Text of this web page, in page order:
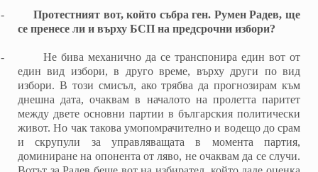
-
Протестният вот, който събра ген. Румен Радев, ще
се пренесе ли и върху БСП на предсрочни избори?
-
Не бива механично да се транспонира един вот от
един вид избори, в друго време, върху други по вид
избори. В този смисъл, ако трябва да прогнозирам към
днешна дата, очаквам в началото на пролетта паритет
между двете основни партии в българския политически
живот. Но чак такова умопомрачително и водещо до срам
и скрупули за управляващата в момента партия,
доминиране на опонента от ляво, не очаквам да се случи.